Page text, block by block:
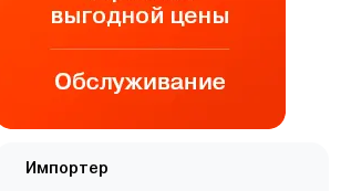
Импортер